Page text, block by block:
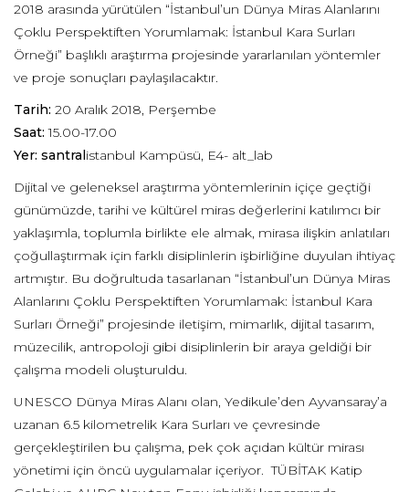
2018 arasında yürütülen “İstanbul’un Dünya Miras Alanlarını
Çoklu Perspektiften Yorumlamak: İstanbul Kara Surları
Örneği” başlıklı araştırma projesinde yararlanılan yöntemler
ve proje sonuçları paylaşılacaktır.
Tarih: 20 Aralık 2018, Perşembe
Saat:15.00-17.00
Yer: santralistanbul Kampüsü, E4- alt_lab
Dijital ve geleneksel araştırma yöntemlerinin içiçe geçtiği
günümüzde, tarihi ve kültürel miras değerlerini katılımcı bir
yaklaşımla, toplumla birlikte ele almak, mirasa ilişkin anlatıları
çoğullaştırmak için farklı disiplinlerin işbirliğine duyulan ihtiyaç
artmıştır. Bu doğrultuda tasarlanan “İstanbul’un Dünya Miras
Alanlarını Çoklu Perspektiften Yorumlamak: İstanbul Kara
Surları Örneği” projesinde iletişim, mimarlık, dijital tasarım,
müzecilik, antropoloji gibi disiplinlerin bir araya geldiği bir
çalışma modeli oluşturuldu.
UNESCO Dünya Miras Alanı olan, Yedikule’den Ayvansaray’a
uzanan 6.5 kilometrelik Kara Surları ve çevresinde
gerçekleştirilen bu çalışma, pek çok açıdan kültür mirası
yönetimi için öncü uygulamalar içeriyor. TÜBİTAK Katip